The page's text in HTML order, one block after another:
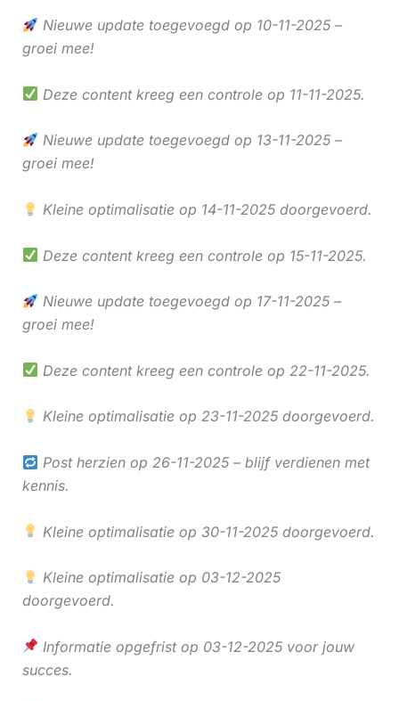
Nieuwe update toegevoegd op 10-11-2025 –
groei mee!
Deze content kreeg een controle op 11-11-2025.
Nieuwe update toegevoegd op 13-11-2025 –
groei mee!
Kleine optimalisatie op 14-11-2025 doorgevoerd.
Deze content kreeg een controle op 15-11-2025.
Nieuwe update toegevoegd op 17-11-2025 –
groei mee!
Deze content kreeg een controle op 22-11-2025.
Kleine optimalisatie op 23-11-2025 doorgevoerd.
Post herzien op 26-11-2025 – blijf verdienen met
kennis.
Kleine optimalisatie op 30-11-2025 doorgevoerd.
Kleine optimalisatie op 03-12-2025
doorgevoerd.
Informatie opgefrist op 03-12-2025 voor jouw
succes.